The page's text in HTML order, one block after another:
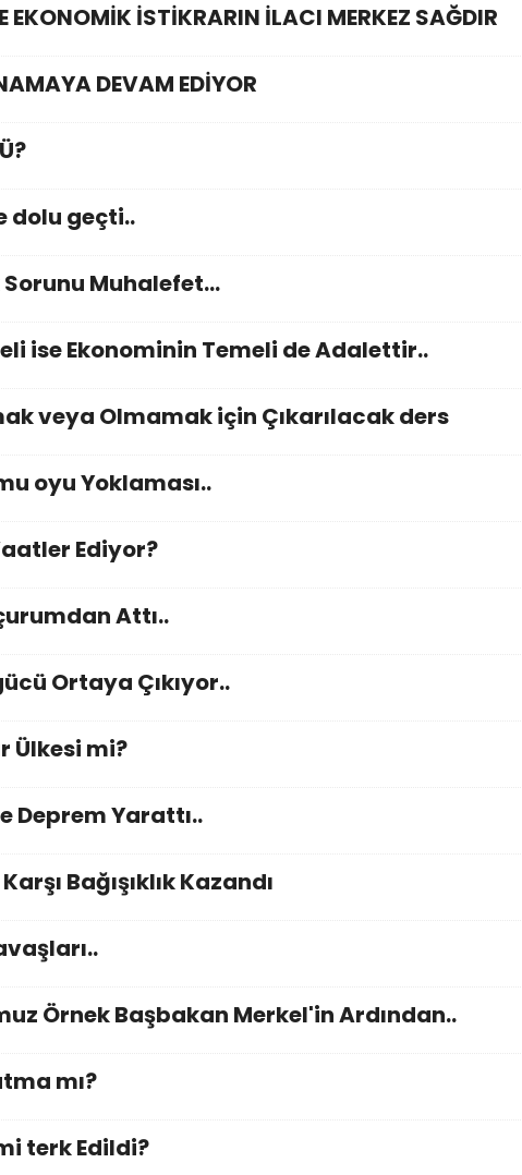
EKONOMİK İSTİKRARIN İLACI MERKEZ SAĞDIR
DEVAM EDİYOR
dolu geçti..
Muhalefet...
ise Ekonominin Temeli de Adalettir..
veya Olmamak için Çıkarılacak ders
oyu Yoklaması..
Ediyor?
Attı..
Ortaya Çıkıyor..
Ülkesi mi?
Deprem Yarattı..
Bağışıklık Kazandı
Örnek Başbakan Merkel'in Ardından..
mı?
terk Edildi?